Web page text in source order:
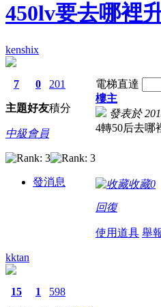
450lv要去哪裡
kenshix
7
主題
0
好友
201
積分
中級會員
發消息
電梯直達
樓主
發表於
4轉50后去哪
收藏0
回復
使用道具 舉
kktan
15 1 598